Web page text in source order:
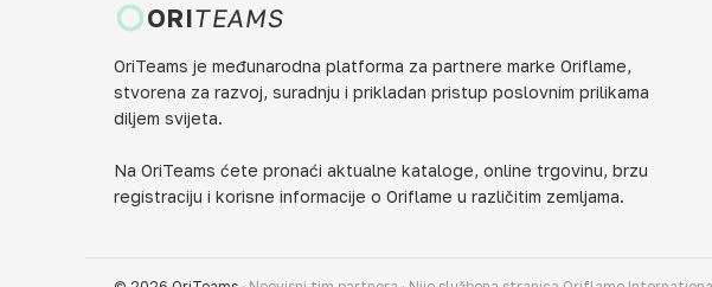
ORITEAMS
OriTeams je međunarodna platforma za partnere marke Oriflame,
stvorena za razvoj, suradnju i prikladan pristup poslovnim prilikama
diljem svijeta.
Na OriTeams ćete pronaći aktualne kataloge, online trgovinu, brzu
registraciju i korisne informacije o Oriflame u različitim zemljama.